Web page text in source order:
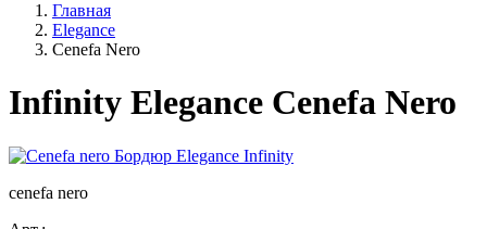
Главная
Elegance
Cenefa Nero
Infinity Elegance Cenefa Nero
cenefa nero